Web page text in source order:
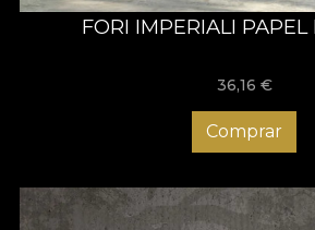
FORI IMPERIALI
36,16 €
Comprar